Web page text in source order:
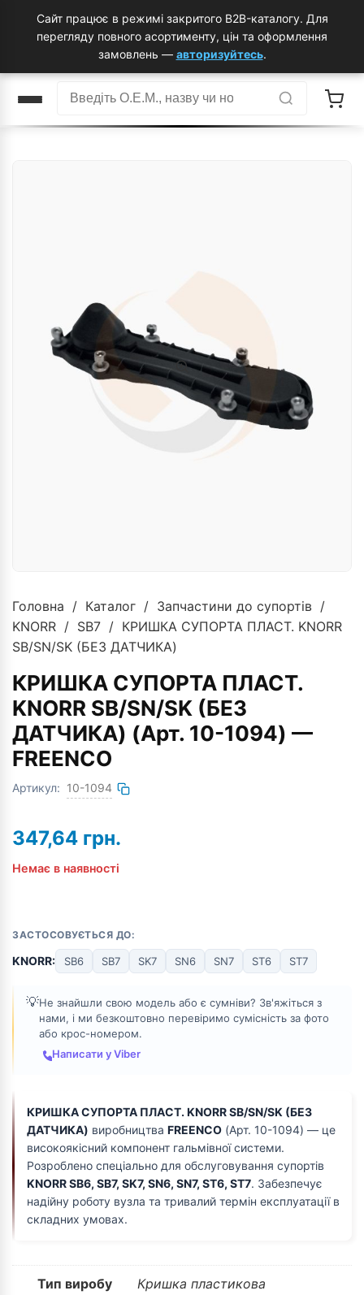
Головна / Каталог / Запчастини до супортів /
KNORR / SB7 / КРИШКА СУПОРТА ПЛАСТ. KNORR
SB/SN/SK (БЕ3 ДАТЧИКА)
КРИШКА СУПОРТА ПЛАСТ.
KNORR SB/SN/SK (БЕ3
ДАТЧИКА) (Арт. 10-1094) —
FREENCO
Артикул: 10-1094
ЗАСТОСОВУЄТЬСЯ ДО:
KNORR: SB6 SB7 SK7 SN6 SN7 ST6 ST7
💡Не знайшли свою модель або є сумніви? Зв'яжіться з
нами, і ми безкоштовно перевіримо сумісність за фото
або крос-номером.
Написати у Viber
347,64 грн.
Немає в наявності
КРИШКА СУПОРТА ПЛАСТ. KNORR SB/SN/SK (БЕ3
ДАТЧИКА) виробництва FREENCO (Арт. 10-1094) — це
високоякісний компонент гальмівної системи.
Розроблено спеціально для обслуговування супортів
KNORR SB6, SB7, SK7, SN6, SN7, ST6, ST7. Забезпечує
надійну роботу вузла та тривалий термін експлуатації в
складних умовах.
Тип виробу Кришка пластикова
Сайт працює в режимі закритого B2B-каталогу. Для
перегляду повного асортименту, цін та оформлення
замовлень — авторизуйтесь.